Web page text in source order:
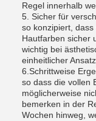
Regel innerhalb
5. Sicher für
so konzipiert,
Hautfarben sicher
wichtig bei
einheitlicher
6.Schrittweise
so dass die vollen
möglicherweise
bemerken in der
Wochen hinweg,